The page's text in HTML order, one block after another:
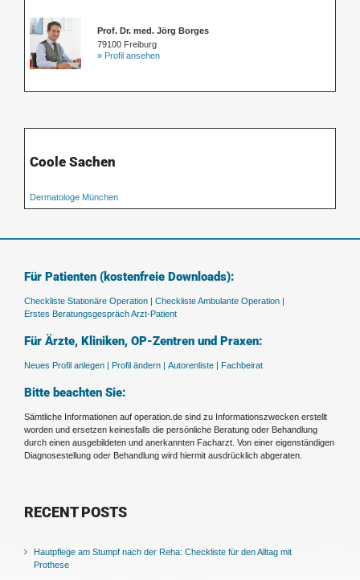
Prof. Dr. med. Jörg Borges
79100 Freiburg
» Profil ansehen
Coole Sachen
Dermatologe München
Für Patienten (kostenfreie Downloads):
Checkliste Stationäre Operation | Checkliste Ambulante Operation |
Erstes Beratungsgespräch Arzt-Patient
Für Ärzte, Kliniken, OP-Zentren und Praxen:
Neues Profil anlegen | Profil ändern | Autorenliste | Fachbeirat
Bitte beachten Sie:
Sämtliche Informationen auf operation.de sind zu Informationszwecken erstellt
worden und ersetzen keinesfalls die persönliche Beratung oder Behandlung
durch einen ausgebildeten und anerkannten Facharzt. Von einer eigenständigen
Diagnosestellung oder Behandlung wird hiermit ausdrücklich abgeraten.
RECENT POSTS
Hautpflege am Stumpf nach der Reha: Checkliste für den Alltag mit
Prothese